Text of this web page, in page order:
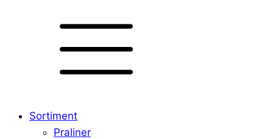
Sortiment
Praliner